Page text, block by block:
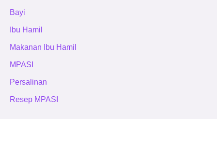
Bayi
Ibu Hamil
Makanan Ibu Hamil
MPASI
Persalinan
Resep MPASI